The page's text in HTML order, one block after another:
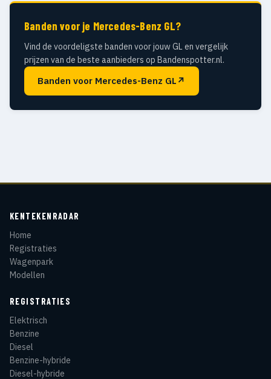
Banden voor je Mercedes-Benz GL?
Vind de voordeligste banden voor jouw GL en vergelijk
prijzen van de beste aanbieders op Bandenspotter.nl.
Banden voor Mercedes-Benz GL ↗
KENTEKENRADAR
Home
Registraties
Wagenpark
Modellen
REGISTRATIES
Elektrisch
Benzine
Diesel
Benzine-hybride
Diesel-hybride